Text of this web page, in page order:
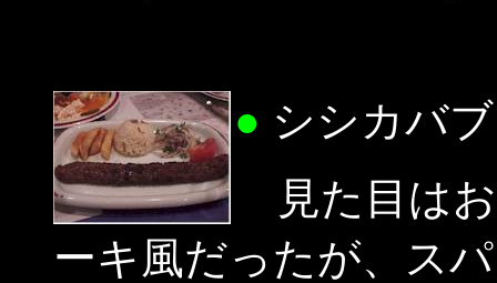
● シシカバブ
見た目は
ーキ風だったが、ス